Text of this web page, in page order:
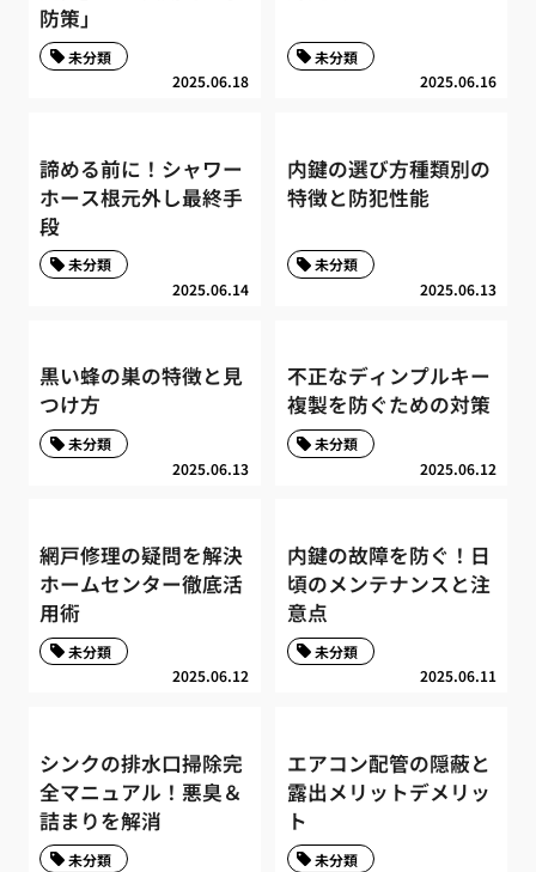
防策」
2025.06.18
未分類
2025.06.16
未分類
諦める前に！シャワー
ホース根元外し最終手
段
2025.06.14
未分類
内鍵の選び方種類別の
特徴と防犯性能
2025.06.13
未分類
黒い蜂の巣の特徴と見
つけ方
2025.06.13
未分類
不正なディンプルキー
複製を防ぐための対策
2025.06.12
未分類
網戸修理の疑問を解決
ホームセンター徹底活
用術
2025.06.12
未分類
内鍵の故障を防ぐ！日
頃のメンテナンスと注
意点
2025.06.11
未分類
シンクの排水口掃除完
全マニュアル！悪臭＆
詰まりを解消
未分類
エアコン配管の隠蔽と
露出メリットデメリッ
ト
未分類